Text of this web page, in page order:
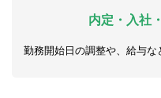
内定・入社
勤務開始日の調整や、給与な